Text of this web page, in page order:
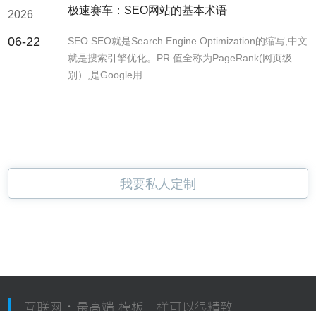
2026
06-22
极速赛车：SEO网站的基本术语
SEO SEO就是Search Engine Optimization的缩写,中文
就是搜索引擎优化。PR 值全称为PageRank(网页级
别）,是Google用...
我要私人定制
互联网 · 最高端 模板一样可以很精致